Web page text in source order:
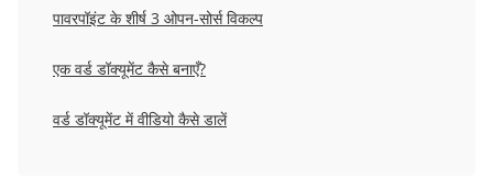
पावरपॉइंट के शीर्ष 3 ओपन-सोर्स विकल्प
एक वर्ड डॉक्यूमेंट कैसे बनाएँ?
वर्ड डॉक्यूमेंट में वीडियो कैसे डालें